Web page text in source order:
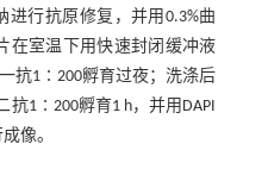
行抗原修复，并用0.3%曲
在室温下用快速封闭缓冲液
抗1∶200孵育过夜；洗涤后
抗1∶200孵育1 h，并用DAPI
像。